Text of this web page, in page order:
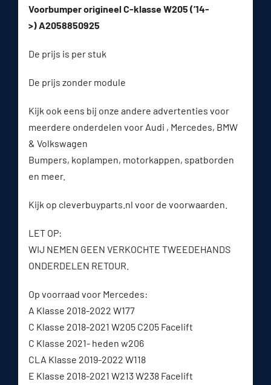
Voorbumper origineel C-klasse W205 (’14-
>) A2058850925
De prijs is per stuk
De prijs zonder module
Kijk ook eens bij onze andere advertenties voor
meerdere onderdelen voor Audi , Mercedes, BMW
& Volkswagen
Bumpers, koplampen, motorkappen, spatborden
en meer.
Kijk op cleverbuyparts.nl voor de voorwaarden.
LET OP:
WIJ NEMEN GEEN VERKOCHTE TWEEDEHANDS
ONDERDELEN RETOUR.
Op voorraad voor Mercedes:
A Klasse 2018-2022 W177
C Klasse 2018-2021 W205 C205 Facelift
C Klasse 2021- heden w206
CLA Klasse 2019-2022 W118
E Klasse 2018-2021 W213 W238 Facelift